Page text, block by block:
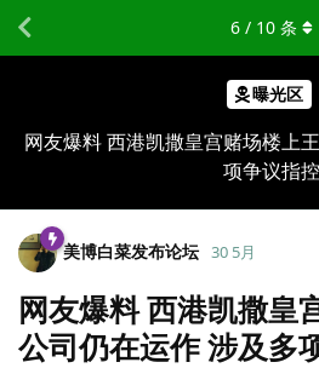
曝光区
网友爆料 西港凯撒皇宫赌场楼上
项争议指控
6 / 10 条
美博白菜发布论坛 30 5月
网友爆料 西港凯撒皇
公司仍在运作 涉及多